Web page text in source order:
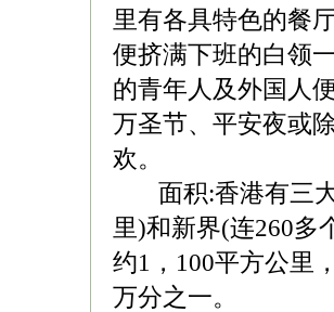
里有各具特色的餐
便挤满下班的白领
的青年人及外国人
万圣节、平安夜或
欢。
面积:香港有三大
里)和新界(连260多
约1，100平方公里
万分之一。